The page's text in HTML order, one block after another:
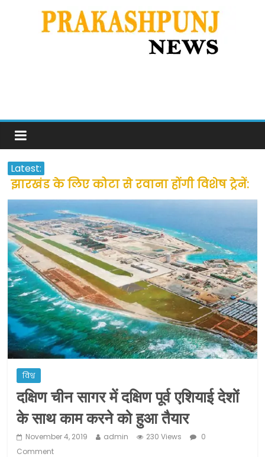
Latest:
झारखंड के लिए कोटा से रवाना होंगी विशेष ट्रेनें:
सीएम हेमंत सोरेन
उत्तराखंड के अन्य राज्यों में फंसे लोगों की जल्द
होगी घर वापसी
प्रवासियों व मजदूरों को दी गई छूट के बाद लोगो
ने कराया पंजीयन: राजस्थान सरकार
शराब और पान की दुकानों को ग्रीन जोन में
खोलने की मिली इजाजत: गृह मंत्रालय
दो हफ्ते के लिए बढ़ाया लॉकडाउन: गृह मंत्रालय
विश्व
दक्षिण चीन सागर में दक्षिण पूर्व एशियाई देशों
के साथ काम करने को हुआ तैयार
November 4, 2019 admin 230 Views
0
Comment